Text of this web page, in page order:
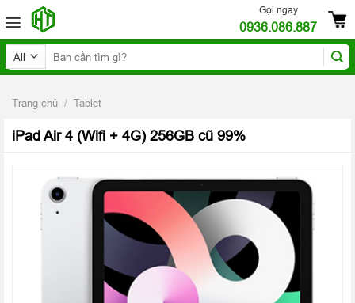
to
content
Gọi ngay
0936.086.887
Tìm
kiếm:
Trang chủ / Tablet
iPad Air 4 (Wifi + 4G) 256GB cũ 99%